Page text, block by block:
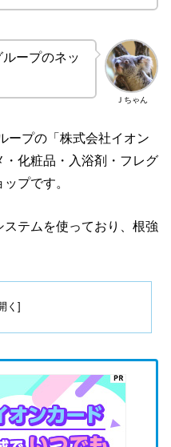
Ｊちゃん
ープのネッ
ープの「株式会社イオン
化粧品・入浴剤・フレグ
プです。
テムを使っており、根強